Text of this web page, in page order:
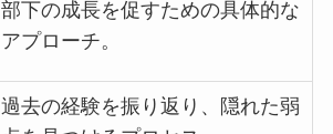
部下の成長を促すための具体的な
アプローチ。
過去の経験を振り返り、隠れた弱